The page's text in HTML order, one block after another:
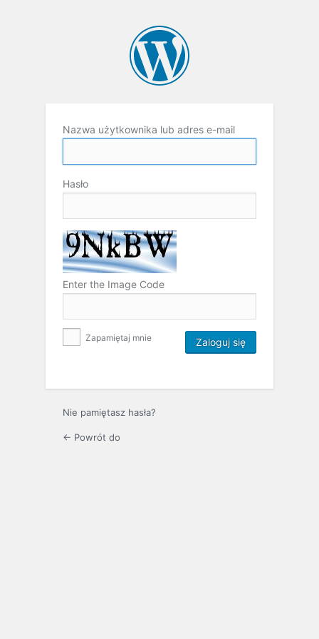
Nazwa użytkownika lub adres e-mail
Hasło
Enter the Image Code
Zapamiętaj mnie
Nie pamiętasz hasła?
← Powrót do